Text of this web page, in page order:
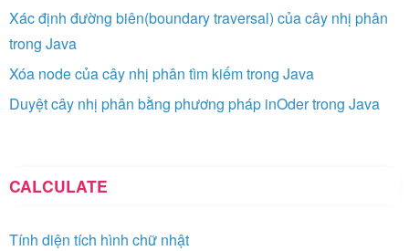
Xác định đường biên(boundary traversal) của cây nhị phân
trong Java
Xóa node của cây nhị phân tìm kiếm trong Java
Duyệt cây nhị phân bằng phương pháp inOder trong Java
CALCULATE
Tính diện tích hình chữ nhật